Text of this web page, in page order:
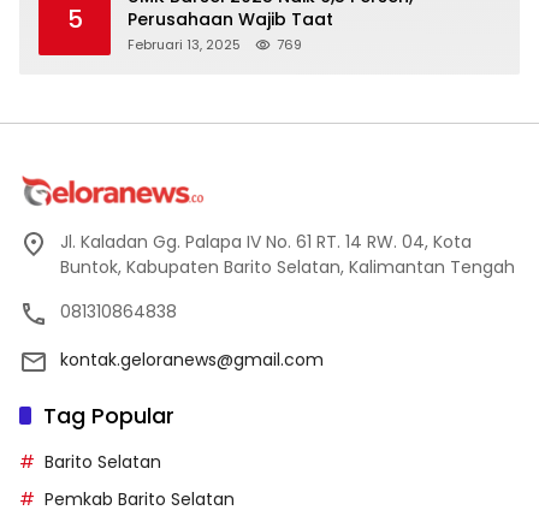
5
Perusahaan Wajib Taat
Februari 13, 2025 769
Jl. Kaladan Gg. Palapa IV No. 61 RT. 14 RW. 04, Kota
Buntok, Kabupaten Barito Selatan, Kalimantan Tengah
081310864838
kontak.geloranews@gmail.com
Tag Popular
Barito Selatan
Pemkab Barito Selatan